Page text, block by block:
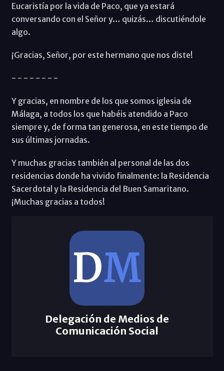
Eucaristía por la vida de Paco, que ya estará
conversando con el Señor y… quizás… discutiéndole
algo.
¡Gracias, Señor, por este hermano que nos diste!
- - - - - - - -
Y gracias, en nombre de los que somos iglesia de
Málaga, a todos los que habéis atendido a Paco
siempre y, de forma tan generosa, en este tiempo de
sus últimas jornadas.
Y muchas gracias también al personal de las dos
residencias donde ha vivido finalmente: la Residencia
Sacerdotal y la Residencia del Buen Samaritano.
¡Muchas gracias a todos!
Delegación de Medios de
Comunicación Social